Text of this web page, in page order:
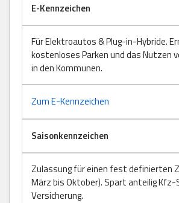
E-Kennzeichen
Für Elektroautos & Plug-in-Hybride.
kostenloses Parken und das Nutzen
in den Kommunen.
Zum E-Kennzeichen
Saisonkennzeichen
Zulassung für einen fest definierten
März bis Oktober). Spart anteilig Kfz-
Versicherung.